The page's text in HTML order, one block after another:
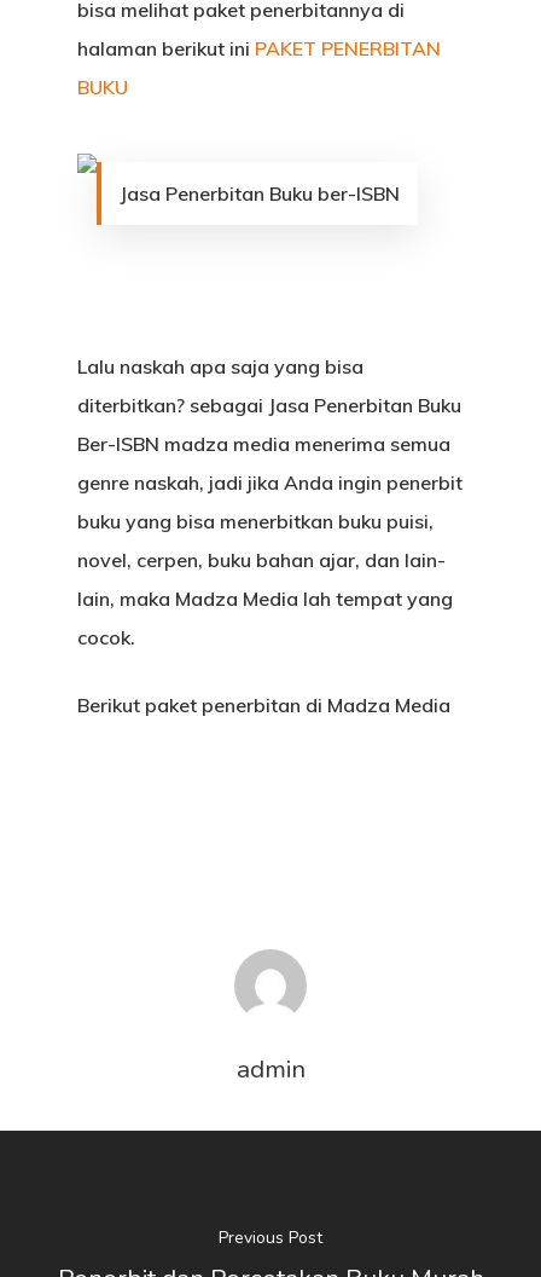
bisa melihat paket penerbitannya di
halaman berikut ini PAKET PENERBITAN
BUKU
Jasa Penerbitan Buku ber-ISBN
Lalu naskah apa saja yang bisa
diterbitkan? sebagai Jasa Penerbitan Buku
Ber-ISBN madza media menerima semua
genre naskah, jadi jika Anda ingin penerbit
buku yang bisa menerbitkan buku puisi,
novel, cerpen, buku bahan ajar, dan lain-
lain, maka Madza Media lah tempat yang
cocok.
Berikut paket penerbitan di Madza Media
admin
Previous Post
HOME